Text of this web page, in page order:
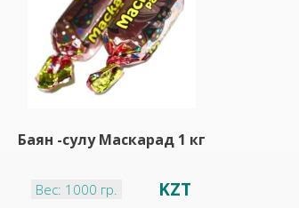
Баян -сулу Маскарад 1 кг
Вес: 1000 гр. KZT